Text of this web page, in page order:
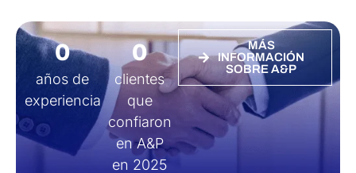
particulares.
e internacional.
años de
experiencia
0
clientes
que
0
MÁS
INFORMACIÓN
SOBRE A&P